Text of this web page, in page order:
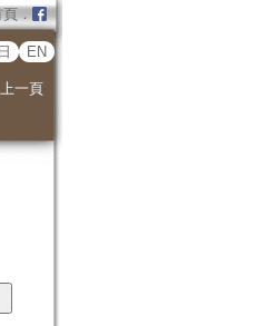
頁．
日 EN
上一頁